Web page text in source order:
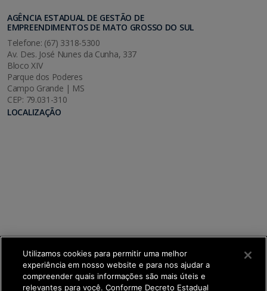
AGÊNCIA ESTADUAL DE GESTÃO DE
EMPREENDIMENTOS DE MATO GROSSO DO SUL
Telefone: (67) 3318-5300
Av. Des. José Nunes da Cunha, 337
Bloco XIV
Parque dos Poderes
Campo Grande | MS
CEP: 79.031-310
LOCALIZAÇÃO
Utilizamos cookies para permitir uma melhor
experiência em nosso website e para nos ajudar a
compreender quais informações são mais úteis e
relevantes para você. Conforme Decreto Estadual